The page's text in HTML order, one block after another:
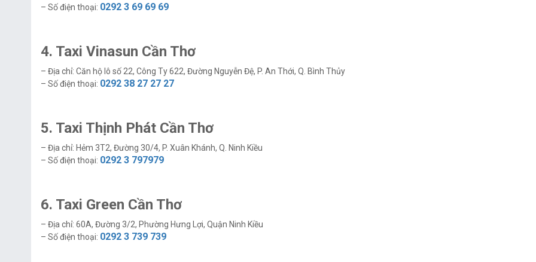
– Số điện thoại: 0292 3 69 69 69
4. Taxi Vinasun Cần Thơ
– Địa chỉ: Căn hộ lô số 22, Công Ty 622, Đường Nguyễn Đệ, P. An Thới, Q. Bình Thủy
– Số điện thoại: 0292 38 27 27 27
5. Taxi Thịnh Phát Cần Thơ
– Địa chỉ: Hẻm 3T2, Đường 30/4, P. Xuân Khánh, Q. Ninh Kiều
– Số điện thoại: 0292 3 797979
6. Taxi Green Cần Thơ
– Địa chỉ: 60A, Đường 3/2, Phường Hưng Lợi, Quận Ninh Kiều
– Số điện thoại: 0292 3 739 739